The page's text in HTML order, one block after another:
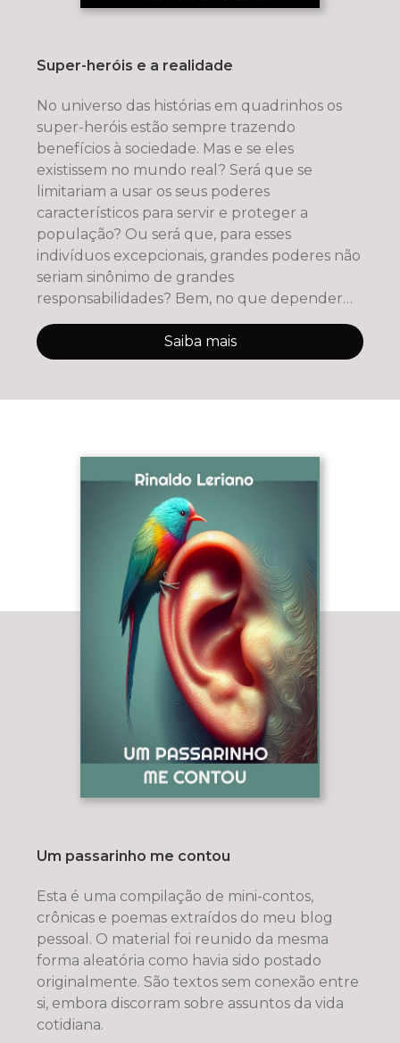
Super-heróis e a realidade
No universo das histórias em quadrinhos os
super-heróis estão sempre trazendo
benefícios à sociedade. Mas e se eles
existissem no mundo real? Será que se
limitariam a usar os seus poderes
característicos para servir e proteger a
população? Ou será que, para esses
indivíduos excepcionais, grandes poderes não
seriam sinônimo de grandes
responsabilidades? Bem, no que depender
dos adeptos do movimento
Saiba mais
Um passarinho me contou
Esta é uma compilação de mini-contos,
crônicas e poemas extraídos do meu blog
pessoal. O material foi reunido da mesma
forma aleatória como havia sido postado
originalmente. São textos sem conexão entre
si, embora discorram sobre assuntos da vida
cotidiana.